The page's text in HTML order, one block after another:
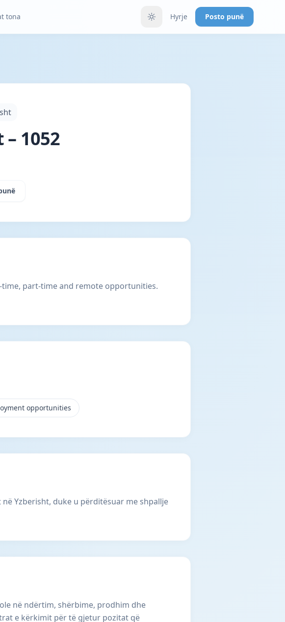
tona Hyrje Posto punë
– 1052
time, part-time and remote opportunities.
opportunities
Yzberisht, duke u përditësuar me shpallje
në ndërtim, shërbime, prodhim dhe
e kërkimit për të gjetur pozitat që